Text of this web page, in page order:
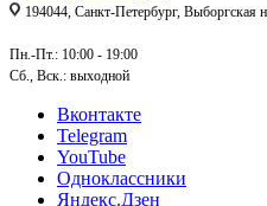
194044, Санкт-Петербург, Выборгская
Пн.-Пт.: 10:00 - 19:00
Сб., Вск.: выходной
Вконтакте
Telegram
YouTube
Одноклассники
Яндекс.Дзен